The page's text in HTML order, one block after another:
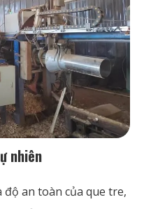
nhiên
an toàn của que tre,